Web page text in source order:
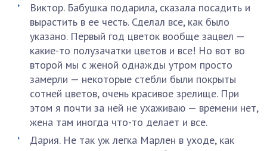
Виктор. Бабушка подарила, сказала посадить и
вырастить в ее честь. Сделал все, как было
указано. Первый год цветок вообще зацвел —
какие-то полузачатки цветов и все! Но вот во
второй мы с женой однажды утром просто
замерли — некоторые стебли были покрыты
сотней цветов, очень красивое зрелище. При
этом я почти за ней не ухаживаю — времени нет,
жена там иногда что-то делает и все.
Дария. Не так уж легка Марлен в уходе, как